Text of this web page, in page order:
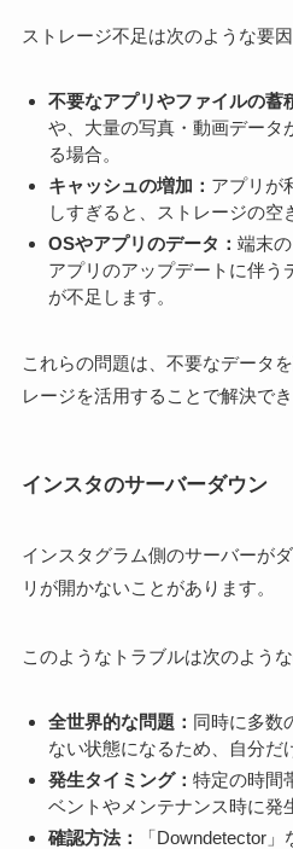
ストレージ不足は次のような要因
不要なアプリやファイルの蓄
や、大量の写真・動画データ
る場合。
キャッシュの増加： アプリが
しすぎると、ストレージの空
OSやアプリのデータ：端末
アプリのアップデートに伴う
が不足します。
これらの問題は、不要なデータ
レージを活用することで解決でき
インスタのサーバーダウン
インスタグラム側のサーバーが
リが開かないことがあります。
このようなトラブルは次のよう
全世界的な問題： 同時に多数
ない状態になるため、自分だ
発生タイミング：特定の時間
ベントやメンテナンス時に発
確認方法：
「Downdetector